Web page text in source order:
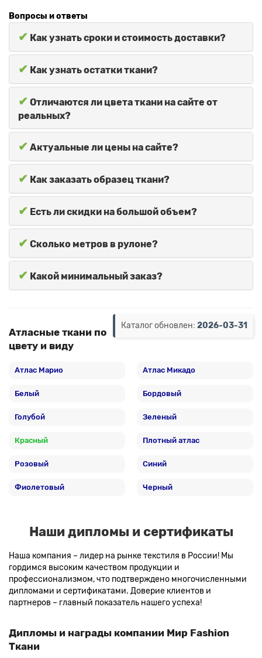
Вопросы и ответы
✔ Как узнать сроки и стоимость доставки?
✔ Как узнать остатки ткани?
✔ Отличаются ли цвета ткани на сайте от
реальных?
✔ Актуальные ли цены на сайте?
✔ Как заказать образец ткани?
✔ Есть ли скидки на большой объем?
✔ Сколько метров в рулоне?
✔ Какой минимальный заказ?
Каталог обновлен: 2026-03-31
Атласные ткани по
цвету и виду
Атлас Марио Атлас Микадо
Белый Бордовый
Голубой Зеленый
Красный Плотный атлас
Розовый Синий
Фиолетовый Черный
Наши дипломы и сертификаты
Наша компания – лидер на рынке текстиля в России! Мы
гордимся высоким качеством продукции и
профессионализмом, что подтверждено многочисленными
дипломами и сертификатами. Доверие клиентов и
партнеров – главный показатель нашего успеха!
Дипломы и награды компании Мир Fashion
Ткани